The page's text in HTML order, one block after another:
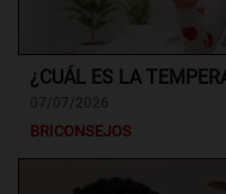
¿CUÁL ES LA
BRICONSEJOS